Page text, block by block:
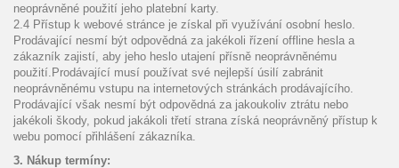
neoprávněné použití jeho platební karty.
2.4 Přístup k webové stránce je získal při využívání osobní heslo.
Prodávající nesmí být odpovědná za jakékoli řízení offline hesla a
zákazník zajistí, aby jeho heslo utajení přísně neoprávněnému
použití.Prodávající musí používat své nejlepší úsilí zabránit
neoprávněnému vstupu na internetových stránkách prodávajícího.
Prodávající však nesmí být odpovědná za jakoukoliv ztrátu nebo
jakékoli škody, pokud jakákoli třetí strana získá neoprávněný přístup k
webu pomocí přihlášení zákazníka.
3. Nákup termíny: